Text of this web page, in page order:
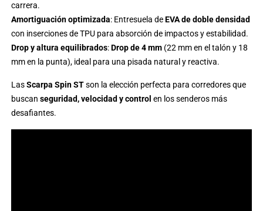
carrera.
Amortiguación optimizada: Entresuela deEVA de doble densidad
con inserciones de TPU para absorción de impactos y estabilidad.
Drop y altura equilibrados:Drop de 4 mm(22 mm en el talón y 18
mm en la punta), ideal para una pisada natural y reactiva.
LasScarpa Spin STson la elección perfecta para corredores que
buscan seguridad, velocidad y control en los senderos más
desafiantes.